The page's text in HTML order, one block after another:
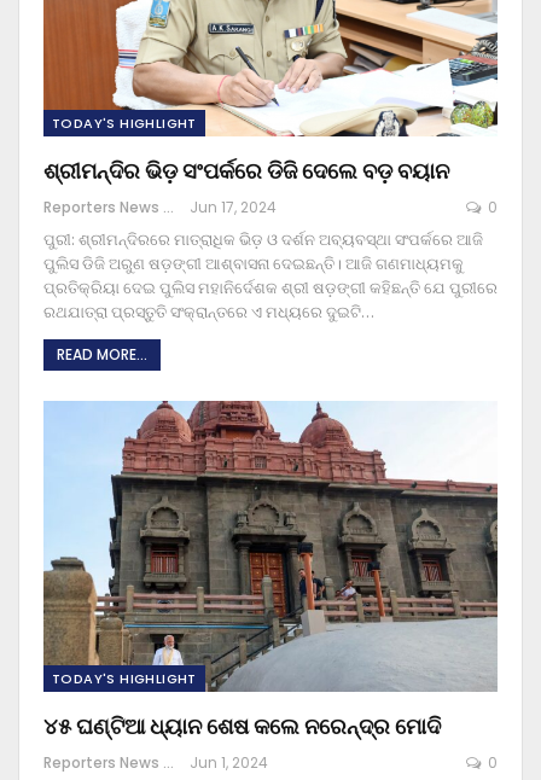
TODAY'S HIGHLIGHT
ଶ୍ରୀମନ୍ଦିର ଭିଡ଼ ସଂପର୍କରେ ଡିଜି ଦେଲେ ବଡ଼ ବୟାନ
Reporters News Agency Jun 17, 2024 0
ପୁରୀ: ଶ୍ରୀମନ୍ଦିରରେ ମାତ୍ରାଧିକ ଭିଡ଼ ଓ ଦର୍ଶନ ଅବ୍ୟବସ୍ଥା ସଂପର୍କରେ ଆଜି
ପୁଲିସ ଡିଜି ଅରୁଣ ଷଡ଼ଙ୍ଗୀ ଆଶ୍ବାସନା ଦେଇଛନ୍ତି। ଆଜି ଗଣମାଧ୍ୟମକୁ
ପ୍ରତିକ୍ରିୟା ଦେଇ ପୁଲିସ ମହାନିର୍ଦେଶକ ଶ୍ରୀ ଷଡ଼ଙ୍ଗୀ କହିଛନ୍ତି ଯେ ପୁରୀରେ
ରଥଯାତ୍ରା ପ୍ରସ୍ତୁତି ସଂକ୍ରାନ୍ତରେ ଏ ମଧ୍ୟରେ ଦୁଇଟି…
READ MORE...
TODAY'S HIGHLIGHT
୪୫ ଘଣ୍ଟିଆ ଧ୍ୟାନ ଶେଷ କଲେ ନରେନ୍ଦ୍ର ମୋଦି
Reporters News Agency Jun 1, 2024 0